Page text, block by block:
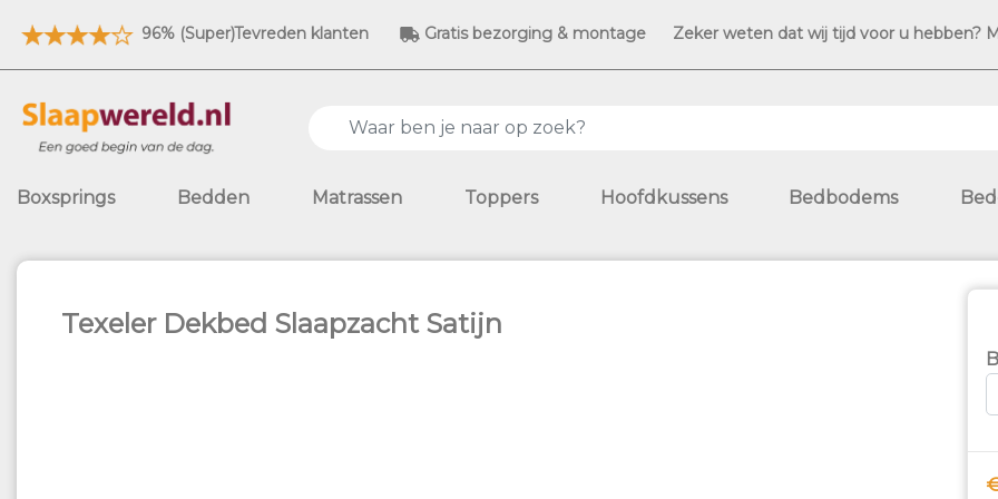
96% (Super)Tevreden klanten Gratis bezorging & montage Zeker weten dat wij tijd voor u hebben?
Boxsprings Bedden Matrassen Toppers Hoofdkussens Bedbodems
Texeler Dekbed Slaapzacht Satijn